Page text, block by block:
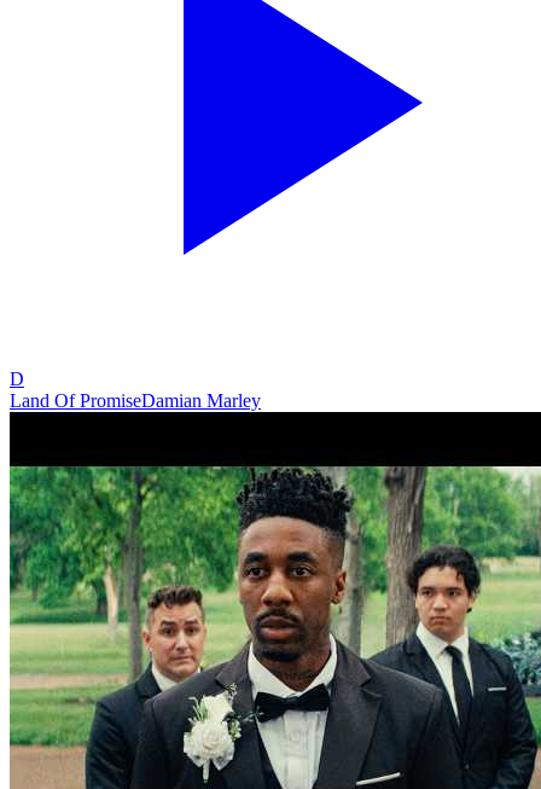
D
Land Of PromiseDamian Marley